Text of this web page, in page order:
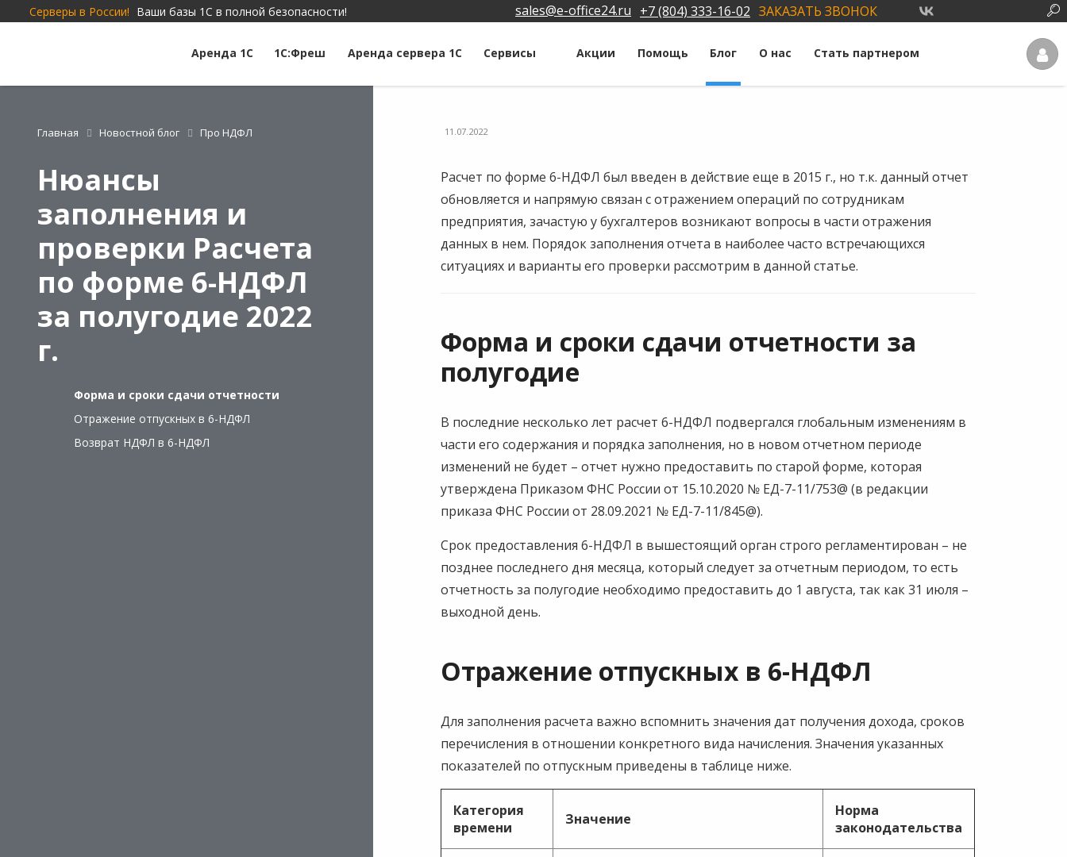
Серверы в России! Ваши базы 1С в полной безопасности! sales@e-office24.ru +7 (804) 333-16-02 ЗАКАЗАТЬ ЗВОНОК
Аренда 1С 1С:Фреш Аренда сервера 1С Сервисы Акции Помощь Блог О нас Стать партнером
Главная Новостной блог Про НДФЛ
Нюансы
заполнения и
проверки Расчета
по форме 6-НДФЛ
за полугодие 2022
г.
Форма и сроки сдачи отчетности
Отражение отпускных в 6-НДФЛ
Возврат НДФЛ в 6-НДФЛ
11.07.2022
Расчет по форме 6-НДФЛ был введен в действие еще в 2015 г., но т.к. данный отчет
обновляется и напрямую связан с отражением операций по сотрудникам
предприятия, зачастую у бухгалтеров возникают вопросы в части отражения
данных в нем. Порядок заполнения отчета в наиболее часто встречающихся
ситуациях и варианты его проверки рассмотрим в данной статье.
Форма и сроки сдачи отчетности за
полугодие
В последние несколько лет расчет 6-НДФЛ подвергался глобальным изменениям в
части его содержания и порядка заполнения, но в новом отчетном периоде
изменений не будет – отчет нужно предоставить по старой форме, которая
утверждена Приказом ФНС России от 15.10.2020 № ЕД-7-11/753@ (в редакции
приказа ФНС России от 28.09.2021 № ЕД-7-11/845@).
Срок предоставления 6-НДФЛ в вышестоящий орган строго регламентирован – не
позднее последнего дня месяца, который следует за отчетным периодом, то есть
отчетность за полугодие необходимо предоставить до 1 августа, так как 31 июля –
выходной день.
Отражение отпускных в 6-НДФЛ
Для заполнения расчета важно вспомнить значения дат получения дохода, сроков
перечисления в отношении конкретного вида начисления. Значения указанных
показателей по отпускным приведены в таблице ниже.
Категория
времени
Значение
Норма
законодательства